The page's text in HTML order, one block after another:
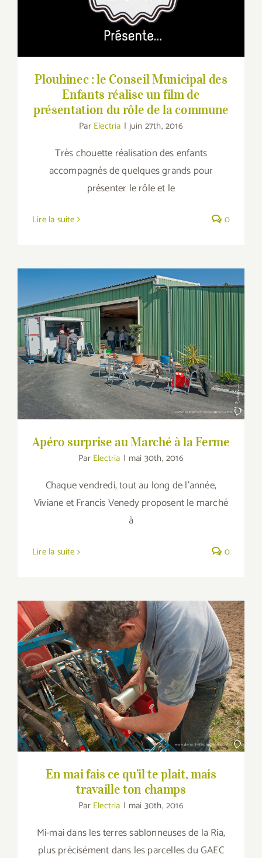
Plouhinec : le Conseil Municipal des
Enfants réalise un film de
présentation du rôle de la commune
Par Electria | juin 27th, 2016
Très chouette réalisation des enfants
accompagnés de quelques grands pour
présenter le rôle et le
Lire la suite 0
Apéro surprise au Marché à la Ferme
Apéro surprise au Marché à la Ferme
Par Electria | mai 30th, 2016
Chaque vendredi, tout au long de l'année,
Viviane et Francis Venedy proposent le marché
à
Lire la suite 0
En mai fais ce qu’il te plait, mais travaille
ton champs
En mai fais ce qu’il te plait, mais
travaille ton champs
Par Electria | mai 30th, 2016
Mi-mai dans les terres sablonneuses de la Ria,
plus précisément dans les parcelles du GAEC